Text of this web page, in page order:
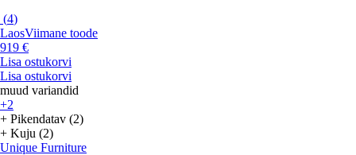
(4)
LaosViimane toode
919 €
Lisa ostukorvi
Lisa ostukorvi
muud variandid
+2
+ Pikendatav (2)
+ Kuju (2)
Unique Furniture